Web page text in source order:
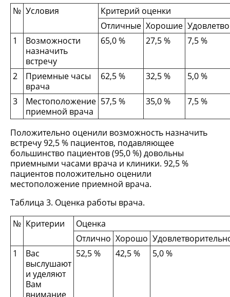
№ Условия
Критерий оценки
Отличные Хорошие
1
Возможности
назначить
встречу
65,0 % 27,5 % 7,5 %
2
Приемные часы
врача
62,5 % 32,5 % 5,0 %
3
Местоположение
приемной врача
57,5 % 35,0 % 7,5 %
Положительно оценили возможность назначить
встречу 92,5 % пациентов, подавляющее
большинство пациентов (95,0 %) довольны
приемными часами врача и клиники. 92,5 %
пациентов положительно оценили
местоположение приемной врача.
Таблица 3. Оценка работы врача.
№ Критерии
Оценка
Отлично Хорошо
1
Вас
выслушают
и уделяют
Вам
внимание
52,5 % 42,5 % 5,0 %